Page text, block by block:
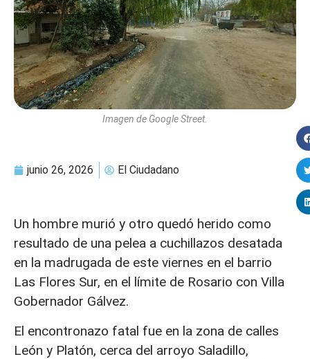
Imagen de Google Street.
junio 26, 2026 El Ciudadano
Un hombre murió y otro quedó herido como
resultado de una pelea a cuchillazos desatada
en la madrugada de este viernes en el barrio
Las Flores Sur, en el límite de Rosario con Villa
Gobernador Gálvez.
El encontronazo fatal fue en la zona de calles
León y Platón, cerca del arroyo Saladillo,